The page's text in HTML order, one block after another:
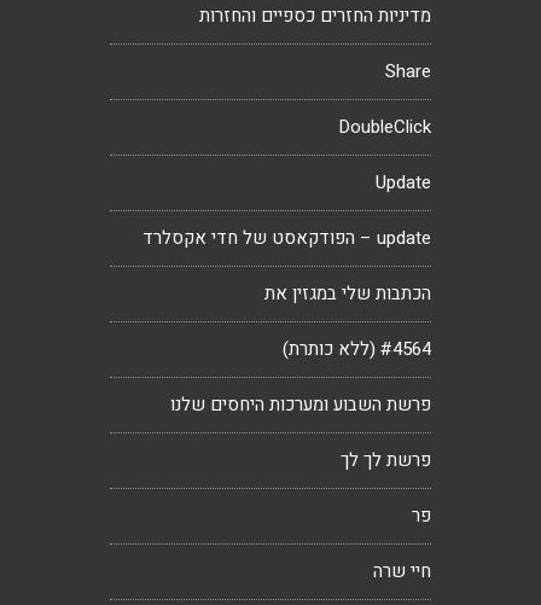
מדיניות החזרים כספיים והחזרות
Share
DoubleClick
Update
update – הפודקאסט של חדי אקסלרד
הכתבות שלי במגזין את
#4564 (ללא כותרת)
פרשת השבוע ומערכות היחסים שלנו
פרשת לך לך
פר
חיי שרה